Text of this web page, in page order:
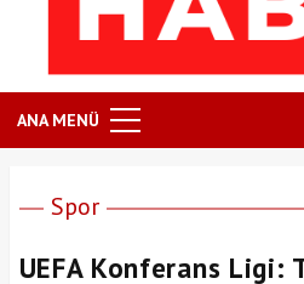
ANA MENÜ
Spor
UEFA Konferans Ligi: